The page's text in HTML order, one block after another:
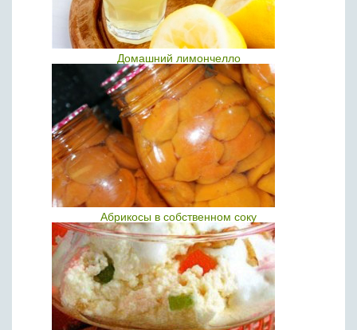
Домашний лимончелло
Абрикосы в собственном соку